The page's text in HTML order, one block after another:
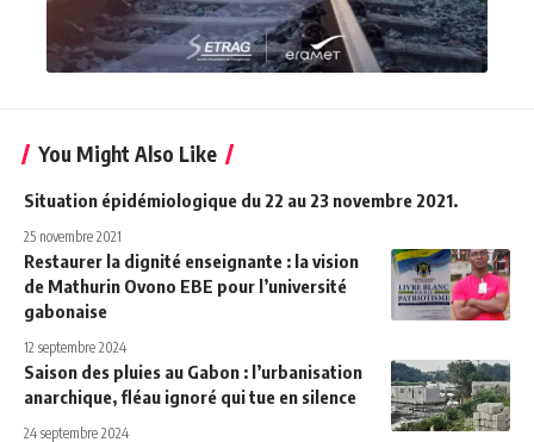
You Might Also Like
Situation épidémiologique du 22 au 23 novembre 2021.
25 novembre 2021
Restaurer la dignité enseignante : la vision
de Mathurin Ovono EBE pour l’université
gabonaise
12 septembre 2024
Saison des pluies au Gabon : l’urbanisation
anarchique, fléau ignoré qui tue en silence
24 septembre 2024